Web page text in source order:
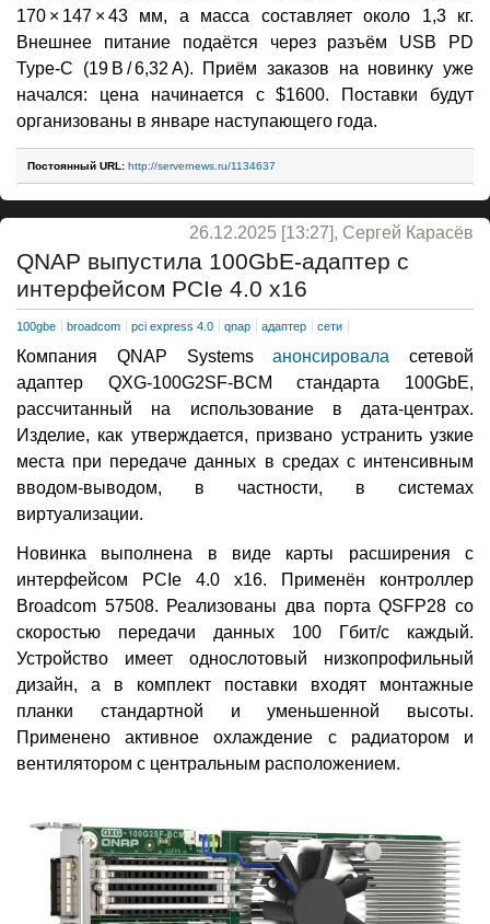
170 × 147 × 43 мм, а масса составляет около 1,3 кг.
Внешнее питание подаётся через разъём USB PD
Type-C (19 В / 6,32 A). Приём заказов на новинку уже
начался: цена начинается с $1600. Поставки будут
организованы в январе наступающего года.
Постоянный URL: http://servernews.ru/1134637
26.12.2025 [13:27], Сергей Карасёв
QNAP выпустила 100GbE-адаптер с
интерфейсом PCIe 4.0 x16
100gbe broadcom pci express 4.0 qnap адаптер сети
Компания QNAP Systemsанонсировала сетевой
адаптер QXG-100G2SF-BCM стандарта 100GbE,
рассчитанный на использование в дата-центрах.
Изделие, как утверждается, призвано устранить узкие
места при передаче данных в средах с интенсивным
вводом-выводом, в частности, в системах
виртуализации.
Новинка выполнена в виде карты расширения с
интерфейсом PCIe 4.0 x16. Применён контроллер
Broadcom 57508. Реализованы два порта QSFP28 со
скоростью передачи данных 100 Гбит/с каждый.
Устройство имеет однослотовый низкопрофильный
дизайн, а в комплект поставки входят монтажные
планки стандартной и уменьшенной высоты.
Применено активное охлаждение с радиатором и
вентилятором с центральным расположением.